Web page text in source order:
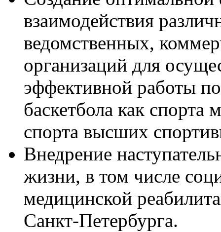
взаимодействия
ведомственных,
организаций для
эффективной работы
баскетбола как спорта
спорта высших
Внедрение
жизни, в том числе
медицинской
Санкт-Петербурга.